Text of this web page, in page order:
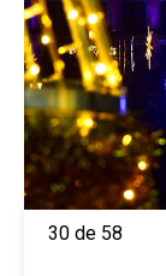
30 de 58